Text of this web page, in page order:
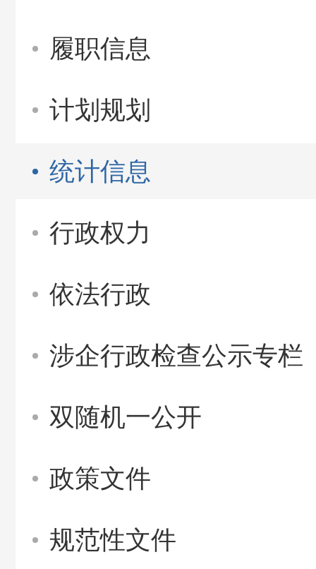
履职信息
计划规划
统计信息
行政权力
依法行政
涉企行政检查公示专栏
双随机一公开
政策文件
规范性文件